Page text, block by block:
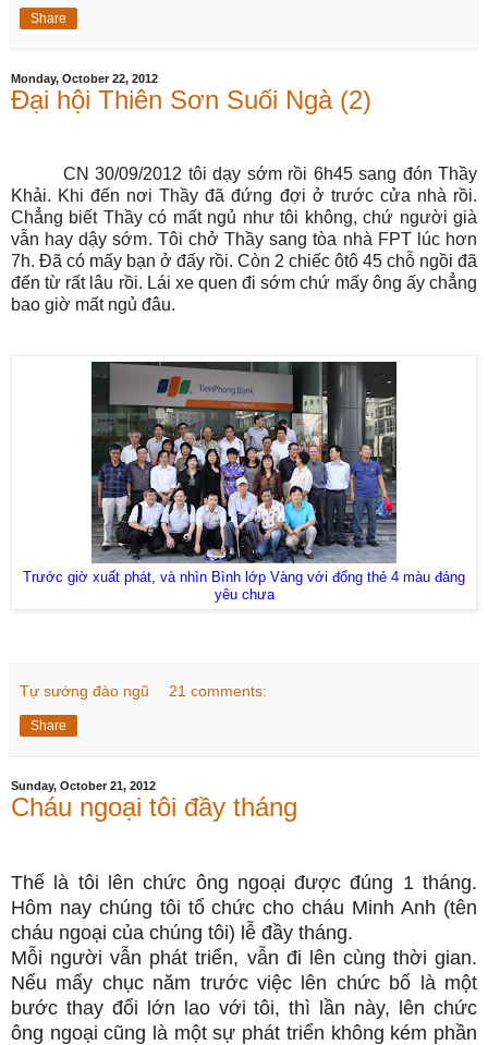
Share
Monday, October 22, 2012
Đại hội Thiên Sơn Suối Ngà (2)
CN 30/09/2012 tôi dạy sớm rồi 6h45 sang đón Thầy
Khải. Khi đến nơi Thầy đã đứng đợi ở trước cửa nhà rồi.
Chẳng biết Thầy có mất ngủ như tôi không, chứ người già
vẫn hay dậy sớm. Tôi chở Thầy sang tòa nhà FPT lúc hơn
7h. Đã có mấy bạn ở đấy rồi. Còn 2 chiếc ôtô 45 chỗ ngồi đã
đến từ rất lâu rồi. Lái xe quen đi sớm chứ mấy ông ấy chẳng
bao giờ mất ngủ đâu.
Trước giờ xuất phát, và nhìn Bình lớp Vàng với đống thẻ 4 màu đáng
yêu chưa
Tự sướng đào ngũ 21 comments:
Share
Sunday, October 21, 2012
Cháu ngoại tôi đầy tháng
Thế là tôi lên chức ông ngoại được đúng 1 tháng.
Hôm nay chúng tôi tổ chức cho cháu Minh Anh (tên
cháu ngoại của chúng tôi) lễ đầy tháng.
Mỗi người vẫn phát triển, vẫn đi lên cùng thời gian.
Nếu mấy chục năm trước việc lên chức bố là một
bước thay đổi lớn lao với tôi, thì lần này, lên chức
ông ngoại cũng là một sự phát triển không kém phần